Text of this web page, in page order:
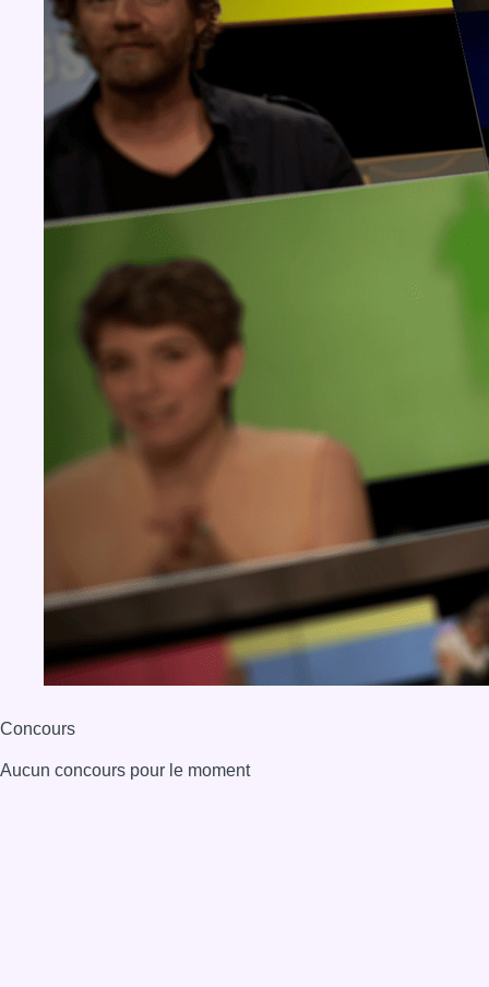
Concours
Aucun concours pour le moment